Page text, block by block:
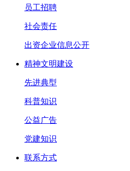
员工招聘
社会责任
出资企业信息公开
精神文明建设
先进典型
科普知识
公益广告
党建知识
联系方式